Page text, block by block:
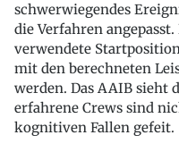
schwerwiegendes
die Verfahren
verwendete
mit den berechneten
werden. Das AAIB sieht
erfahrene Crews sind
kognitiven Fallen gefeit.